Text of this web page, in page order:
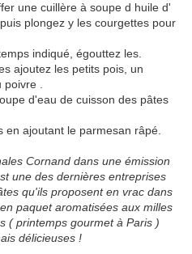
une cuillère à soupe d huile d'
plongez y les courgettes pour
indiqué, égouttez les.
ajoutez les petits pois, un
.
d'eau de cuisson des pâtes
ajoutant le parmesan râpé.
Cornand dans une émission
une des dernières entreprises
qu'ils proposent en vrac dans
paquet aromatisées aux milles
( printemps gourmet à Paris )
délicieuses !